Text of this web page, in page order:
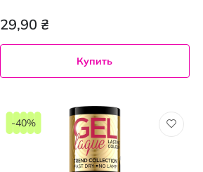
29,90 ₴
Купить
№ 03
мл
-40%